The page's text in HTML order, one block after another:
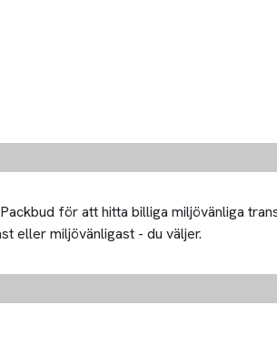
för att hitta billiga miljövänliga
eller miljövänligast - du väljer.